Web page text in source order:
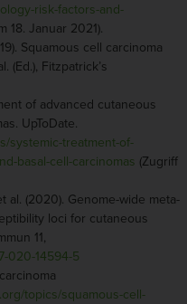
risk-factors-and-
18. Januar 2021).
Squamous cell carcinoma
(Ed.), Fitzpatrick’s
of advanced cutaneous
UpToDate.
systemic-treatment-of-
basal-cell-carcinomas (Zugriff
al. (2020). Genome-wide meta-
loci for cutaneous
11,
020-14594-5
topics/squamous-cell-